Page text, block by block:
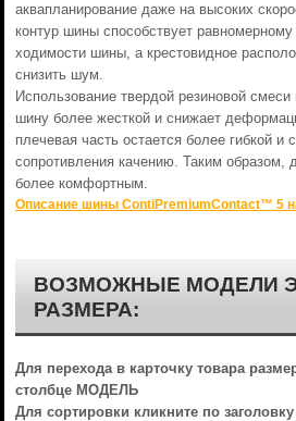
аквапланирование даже на высоких
контур шины способствует
ходимости шины, а крестовидное
снизить шум.
Использование твердой резиновой
шину более жесткой и снижает
плечевая часть остается более гибкой и
сопротивления качению. Таким образом,
более комфортным.
Описание шины ContiPremiumContact™ 5
ВОЗМОЖНЫЕ МОДЕЛИ
РАЗМЕРА:
Для перехода в карточку товара
столбце МОДЕЛЬ
Для сортировки кликните по